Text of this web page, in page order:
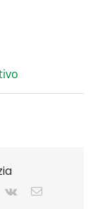
Vk Email